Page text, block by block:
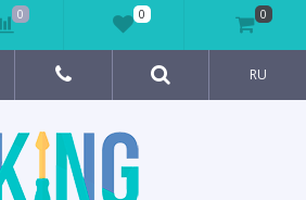
RU
0 0 0